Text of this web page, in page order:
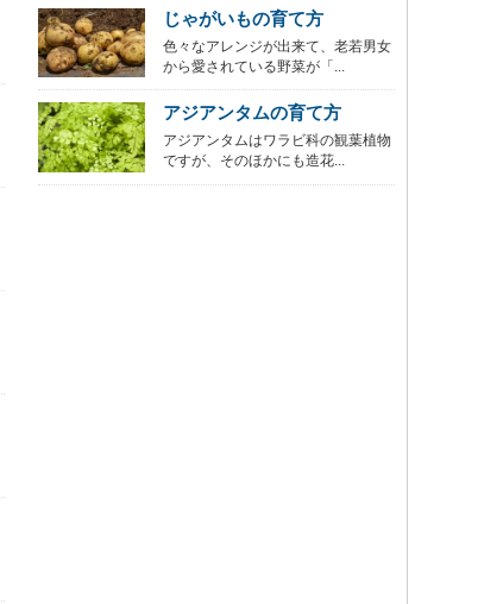
じゃがいもの育て方
色々なアレンジが出来て、老若男女
から愛されている野菜が「...
アジアンタムの育て方
アジアンタムはワラビ科の観葉植物
ですが、そのほかにも造花...